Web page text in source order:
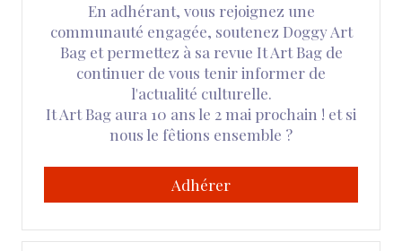
En adhérant, vous rejoignez une
communauté engagée, soutenez Doggy Art
Bag et permettez à sa revue It Art Bag de
continuer de vous tenir informer de
l'actualité culturelle.
It Art Bag aura 10 ans le 2 mai prochain ! et si
nous le fêtions ensemble ?
Adhérer